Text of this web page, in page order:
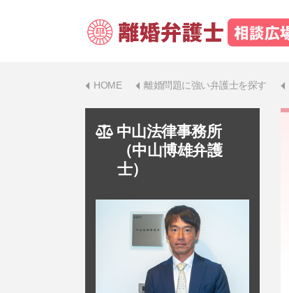
HOME 離婚問題に強い弁護士を探す
中山法律事務所
（中山博雄弁護
士）